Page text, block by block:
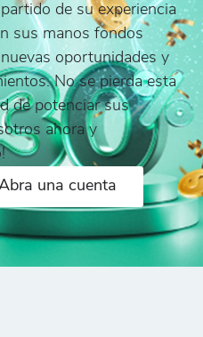
de su experiencia
sus manos fondos
oportunidades y
No se pierda esta
de potenciar sus
ahora y
una cuenta